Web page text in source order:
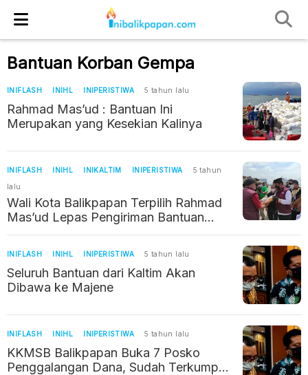
Bantuan Korban Gempa
INIFLASH INIHL INIPERISTIWA 5 tahun lalu
Rahmad Mas’ud : Bantuan Ini
Merupakan yang Kesekian Kalinya
INIFLASH INIHL INIKALTIM INIPERISTIWA
5 tahun
lalu
Wali Kota Balikpapan Terpilih Rahmad
Mas’ud Lepas Pengiriman Bantuan
untuk Korban Gempa Sulbar
INIFLASH INIHL INIPERISTIWA 5 tahun lalu
Seluruh Bantuan dari Kaltim Akan
Dibawa ke Majene
INIFLASH INIHL INIPERISTIWA 5 tahun lalu
KKMSB Balikpapan Buka 7 Posko
Penggalangan Dana, Sudah Terkumpul